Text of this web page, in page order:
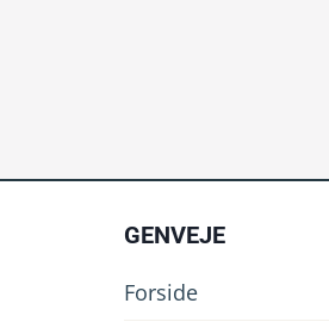
GENVEJE
Forside